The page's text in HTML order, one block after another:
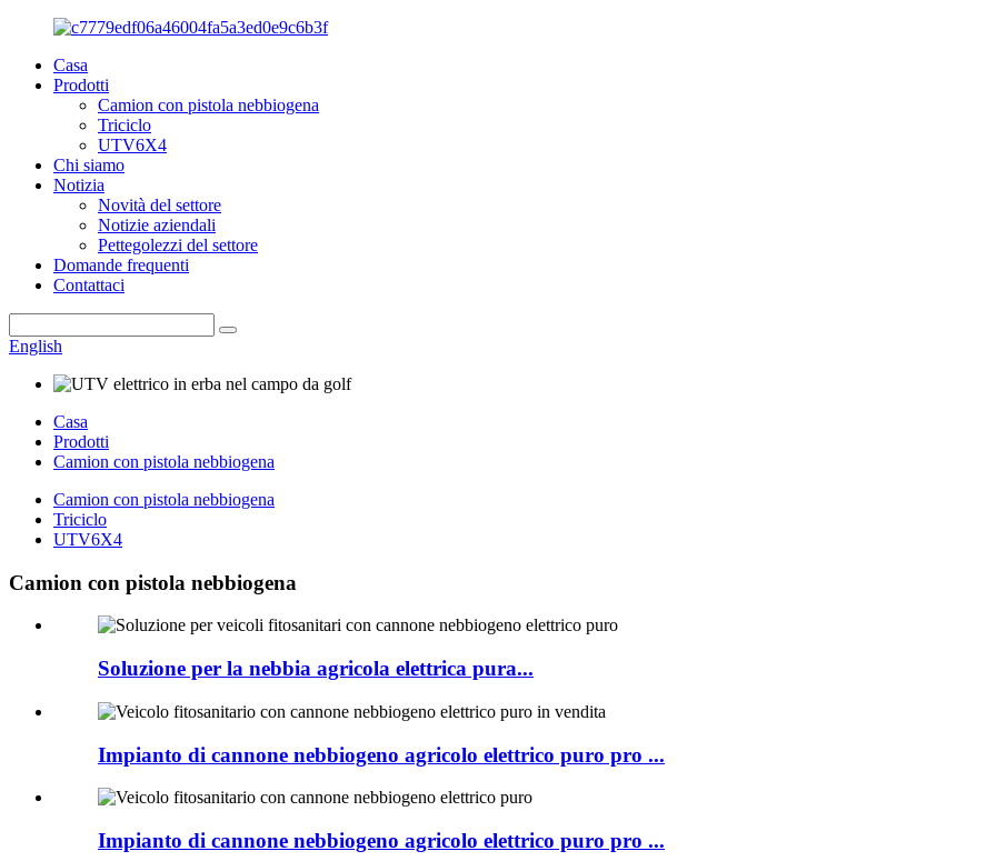
Casa
Prodotti
Camion con pistola nebbiogena
Triciclo
UTV6X4
Chi siamo
Notizia
Novità del settore
Notizie aziendali
Pettegolezzi del settore
Domande frequenti
Contattaci
English
Casa
Prodotti
Camion con pistola nebbiogena
Camion con pistola nebbiogena
Triciclo
UTV6X4
Camion con pistola nebbiogena
Soluzione per la nebbia agricola elettrica pura...
Impianto di cannone nebbiogeno agricolo elettrico puro pro ...
Impianto di cannone nebbiogeno agricolo elettrico puro pro ...